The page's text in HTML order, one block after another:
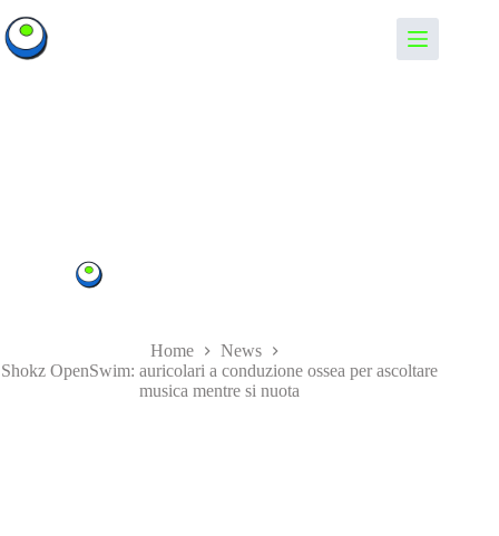
al
contenuto
Home
News
Shokz OpenSwim: auricolari a conduzione ossea per ascoltare
musica mentre si nuota